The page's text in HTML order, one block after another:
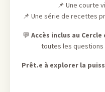
📌 Une courte
📌 Une série de recettes
💬 Accès inclus au
toutes les
Prêt.e à explorer la